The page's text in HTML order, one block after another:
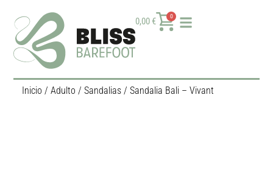
0,00€ 0
Inicio / Adulto / Sandalias/ Sandalia Bali – Vivant